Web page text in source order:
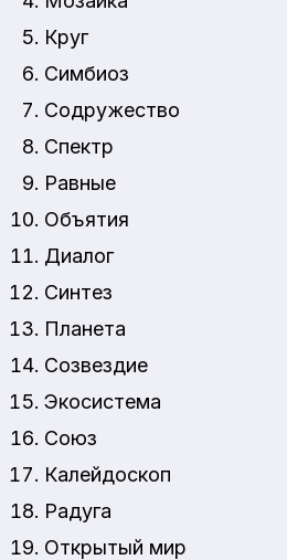
Круг
Симбиоз
Содружество
Спектр
Равные
Объятия
Диалог
Синтез
Планета
Созвездие
Экосистема
Союз
Калейдоскоп
Радуга
Открытый мир